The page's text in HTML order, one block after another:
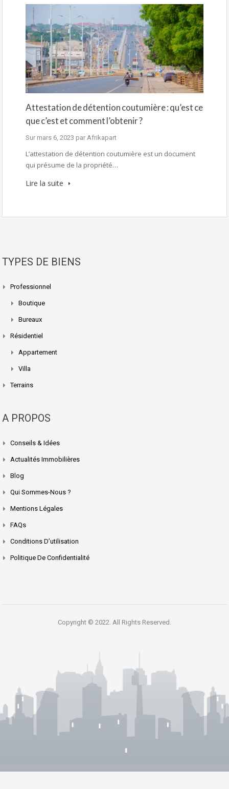
Attestation de détention coutumière : qu’est ce
que c’est et comment l’obtenir ?
Sur mars 6, 2023 par Afrikapart
L’attestation de détention coutumière est un document
qui présume de la propriété…
Lire la suite
TYPES DE BIENS
Professionnel
Boutique
Bureaux
Résidentiel
Appartement
Villa
Terrains
A PROPOS
Conseils & Idées
Actualités Immobilières
Blog
Qui Sommes-Nous ?
Mentions Légales
FAQs
Conditions D’utilisation
Politique De Confidentialité
Copyright © 2022. All Rights Reserved.